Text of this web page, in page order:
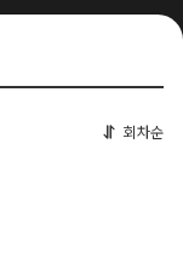
회차순